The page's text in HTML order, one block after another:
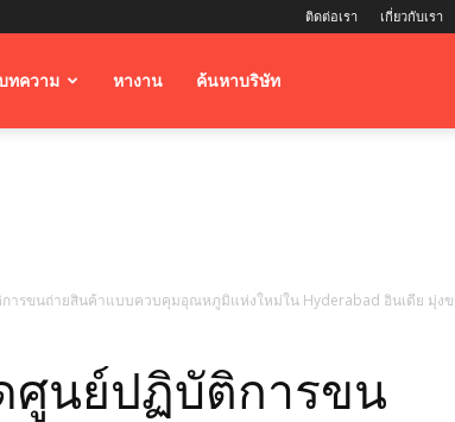
ติดต่อเรา เกี่ยวกับเรา
ทความ หางาน ค้นหาบริษัท
ารขนถ่ายสินค้าแบบควบคุมอุณหภูมิแห่งใหม่ใน Hyderabad อินเดีย มุ่ง
ศูนย์ปฏิบัติการขน